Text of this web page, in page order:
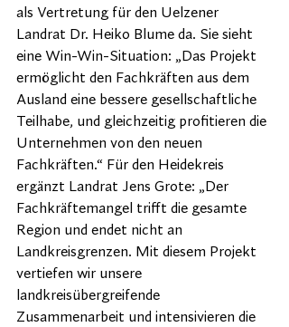
als Vertretung für den Uelzener
Landrat Dr. Heiko Blume da. Sie sieht
eine Win-Win-Situation: „Das Projekt
ermöglicht den Fachkräften aus dem
Ausland eine bessere gesellschaftliche
Teilhabe, und gleichzeitig profitieren die
Unternehmen von den neuen
Fachkräften.“ Für den Heidekreis
ergänzt Landrat Jens Grote: „Der
Fachkräftemangel trifft die gesamte
Region und endet nicht an
Landkreisgrenzen. Mit diesem Projekt
vertiefen wir unsere
landkreisübergreifende
Zusammenarbeit und intensivieren die